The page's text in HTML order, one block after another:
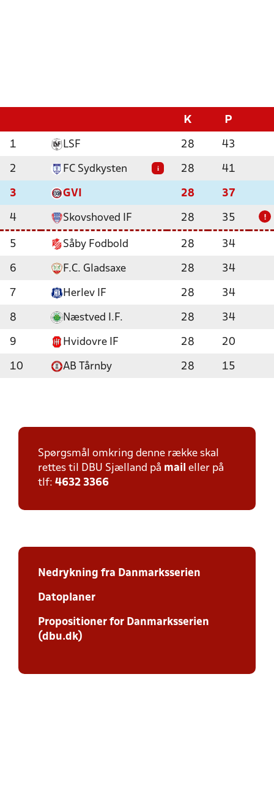
K P
1 LSF 28 43
2 FC Sydkysten i 28 41
3 GVI 28 37
4 Skovshoved IF 28 35 !
5 Såby Fodbold 28 34
6 F.C. Gladsaxe 28 34
7 Herlev IF 28 34
8 Næstved I.F. 28 34
9 Hvidovre IF 28 20
10 AB Tårnby 28 15
Spørgsmål omkring denne række skal
rettes til DBU Sjælland på mail eller på
tlf: 4632 3366
Nedrykning fra Danmarksserien
Datoplaner
Propositioner for Danmarksserien
(dbu.dk)